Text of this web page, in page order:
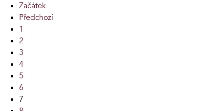
Začátek
Předchozí
1
2
3
4
5
6
7